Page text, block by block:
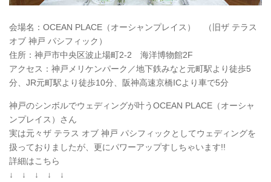
会場名：OCEAN PLACE（オーシャンプレイス） （旧ザ テラス
オブ 神戸 パシフィック）
住所：神戸市中央区波止場町2-2 海洋博物館2F
アクセス：神戸メリケンパーク／地下鉄みなと元町駅より徒歩5
分、JR元町駅より徒歩10分、阪神高速京橋ICより車で5分
神戸のシンボルでウェディングが叶うOCEAN PLACE（オーシャ
ンプレイス）さん
実は元々ザ テラス オブ 神戸 パシフィックとしてウェディングを
扱っておりましたが、更にパワーアップすしちゃいます!!
詳細はこちら
↓ ↓ ↓ ↓ ↓